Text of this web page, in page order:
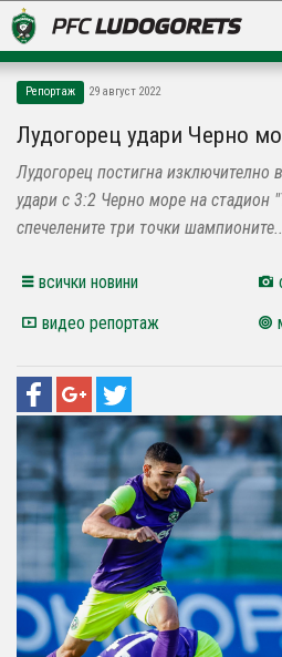
LUDOGORETS TV
НА ТЕРЕНА
СТАДИОН & БАЗИ
КЛУБ
ЗА ФЕНОВЕ
Репортаж 29 август 2022
Лудогорец удари Черно
Лудогорец постигна изключително
удари с 3:2 Черно море на стадион
спечелените три точки
всички новини
видео репортаж